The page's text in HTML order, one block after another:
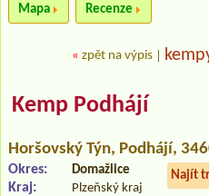
Mapa Recenze
« zpět na výpis
Kemp Podhájí
Horšovský Týn, Podhájí,
Najít
Okres: Domažlice
Kraj: Plzeňský kraj